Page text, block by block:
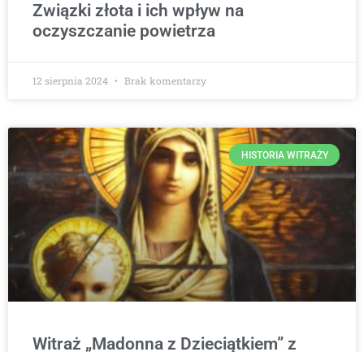
Związki złota i ich wpływ na
oczyszczanie powietrza
12 sierpnia 2024 Brak komentarzy
HISTORIA WITRAŻY
Witraż „Madonna z Dzieciątkiem” z